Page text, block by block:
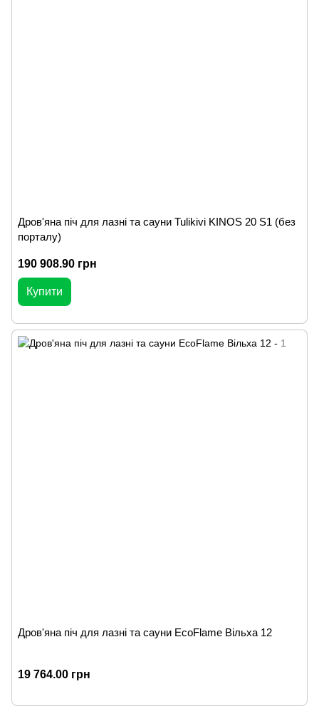
Дров'яна піч для лазні та сауни Tulikivi KINOS 20 S1 (без
порталу)
190 908.90 грн
Купити
Дров'яна піч для лазні та сауни EcoFlame Вільха 12
19 764.00 грн